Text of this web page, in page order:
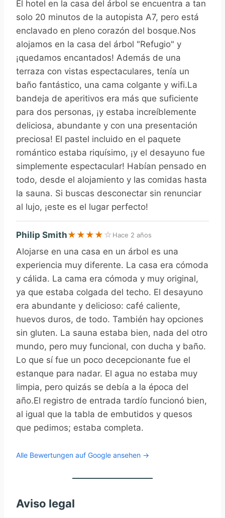
El hotel en la casa del árbol se encuentra a tan
solo 20 minutos de la autopista A7, pero está
enclavado en pleno corazón del bosque.Nos
alojamos en la casa del árbol "Refugio" y
¡quedamos encantados! Además de una
terraza con vistas espectaculares, tenía un
baño fantástico, una cama colgante y wifi.La
bandeja de aperitivos era más que suficiente
para dos personas, ¡y estaba increíblemente
deliciosa, abundante y con una presentación
preciosa! El pastel incluido en el paquete
romántico estaba riquísimo, ¡y el desayuno fue
simplemente espectacular! Habían pensado en
todo, desde el alojamiento y las comidas hasta
la sauna. Si buscas desconectar sin renunciar
al lujo, ¡este es el lugar perfecto!
Philip Smith★ ★ ★ ★ ☆ Hace 2 años
Alojarse en una casa en un árbol es una
experiencia muy diferente. La casa era cómoda
y cálida. La cama era cómoda y muy original,
ya que estaba colgada del techo. El desayuno
era abundante y delicioso: café caliente,
huevos duros, de todo. También hay opciones
sin gluten. La sauna estaba bien, nada del otro
mundo, pero muy funcional, con ducha y baño.
Lo que sí fue un poco decepcionante fue el
estanque para nadar. El agua no estaba muy
limpia, pero quizás se debía a la época del
año.El registro de entrada tardío funcionó bien,
al igual que la tabla de embutidos y quesos
que pedimos; estaba completa.
Alle Bewertungen auf Google ansehen →
Aviso legal